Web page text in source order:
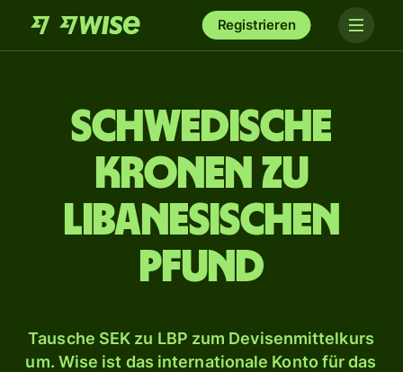
Registrieren
Schwedische
Kronen zu
libanesischen
Pfund
Tausche SEK zu LBP zum Devisenmittelkurs
um. Wise ist das internationale Konto für das